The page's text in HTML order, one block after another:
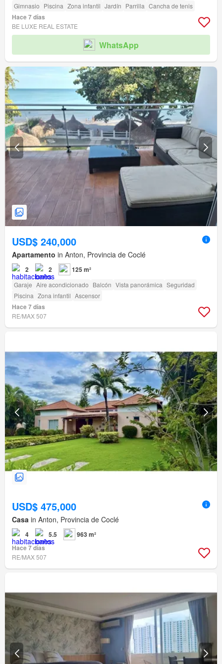
Gimnasio Piscina Zona infantil Jardín Parrilla Cancha de tenis
Hace 7 días
BE LUXE REAL ESTATE
WhatsApp
USD$ 240,000
Apartamento in Anton, Provincia de Coclé
2 2 125 m²
Garaje Aire acondicionado Balcón Vista panorámica Seguridad
Piscina Zona infantil Ascensor
Hace 7 días
RE/MAX 507
USD$ 475,000
Casa in Anton, Provincia de Coclé
4 5.5
963 m²
Hace 7 días
RE/MAX 507